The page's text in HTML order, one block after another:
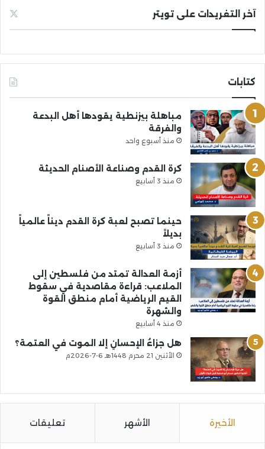
آخر التغريدات على تويتر
كتابات
مباهلة بيزنطية يقودها أهل البدعة
والفرقة
منذ أسبوع واحد
كرة القدم وصناعة الأصنام الحديثة
منذ 3 أسابيع
حينما تصبح لعبة كرة القدم ديناً عالمياً
بديلاً
منذ 3 أسابيع
أزمة العدالة تمتد من فلسطين إلى
الملاعب: قراءة مقاصدية في سقوط
القيم الرياضية أمام منطق القوة
والشهرة
منذ 4 أسابيع
هل جزاءُ الإحسانِ إلا الموت في العتمة؟
الأثنين 21 محرم 1448هـ 6-7-2026م
الأخيرة الأشهر تعليقات